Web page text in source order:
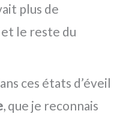
plus de
le reste du
ces états d’éveil
, que je reconnais